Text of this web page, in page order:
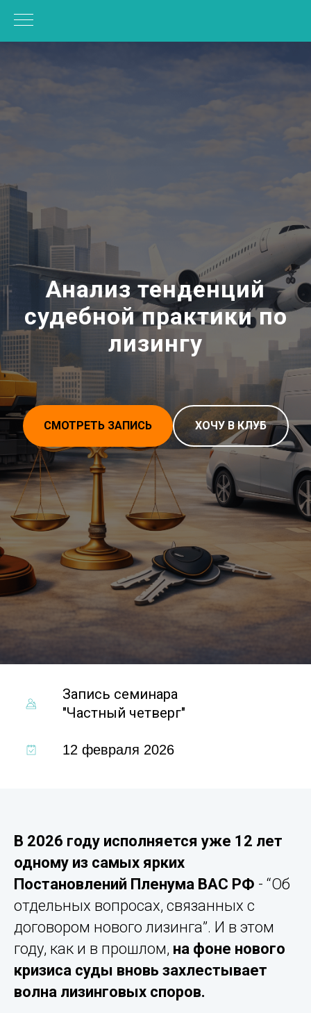
Анализ тенденций
судебной практики по
лизингу
СМОТРЕТЬ ЗАПИСЬ ХОЧУ В КЛУБ
Запись семинара
"Частный четверг"
12 февраля 2026
В 2026 году исполняется уже 12 лет
одному из самых ярких
Постановлений Пленума ВАС РФ - “Об
отдельных вопросах, связанных с
договором нового лизинга”. И в этом
году, как и в прошлом, на фоне нового
кризиса суды вновь захлестывает
волна лизинговых споров.